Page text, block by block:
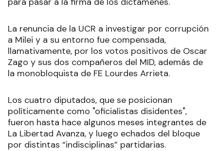
La renuncia de la UCR a investigar por corrupción
a Milei y a su entorno fue compensada,
llamativamente, por los votos positivos de Oscar
Zago y sus dos compañeros del MID, además de
la monobloquista de FE Lourdes Arrieta.
Los cuatro diputados, que se posicionan
políticamente como "oficialistas disidentes",
fueron hasta hace algunos meses integrantes de
La Libertad Avanza, y luego echados del bloque
por distintas “indisciplinas” partidarias.